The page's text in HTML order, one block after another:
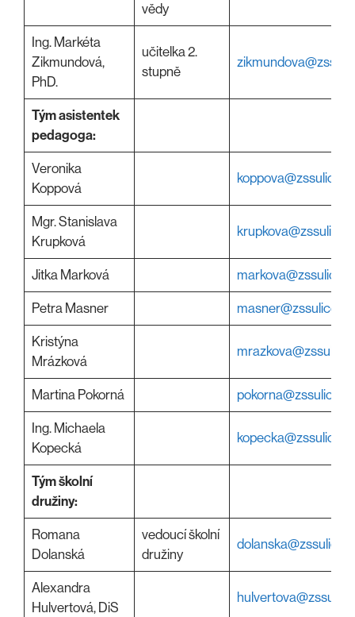
vědy
Ing. Markéta
Zikmundová,
PhD.
učitelka 2.
stupně
Tým asistentek
pedagoga:
Veronika
Koppová
Mgr. Stanislava
Krupková
Jitka Marková
Petra Masner masner@zssulice.cz
Kristýna
Mrázková
Martina Pokorná pokorna@zssulice.cz
Ing. Michaela
Kopecká
Tým školní
družiny:
Romana
Dolanská
vedoucí školní
družiny
Alexandra
Hulvertová, DiS